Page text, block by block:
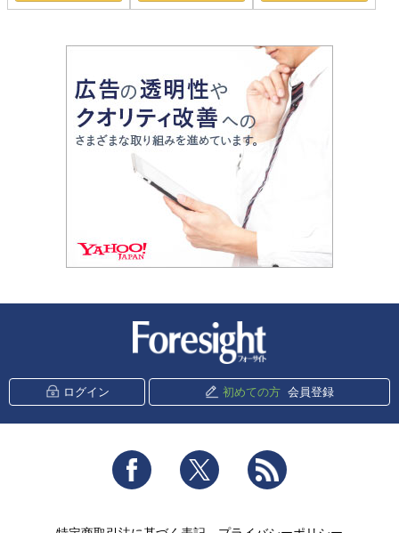
ログイン 初めての方 会員登録
Facebook Twitter